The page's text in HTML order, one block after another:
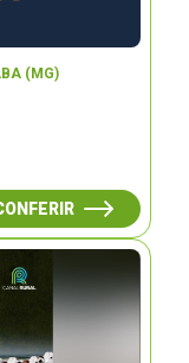
(MG)